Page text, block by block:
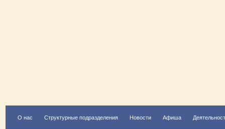
О нас Структурные подразделения Новости Афиша